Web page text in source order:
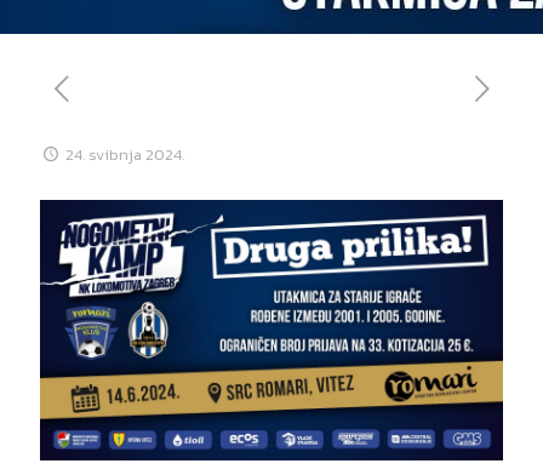
24. svibnja 2024.